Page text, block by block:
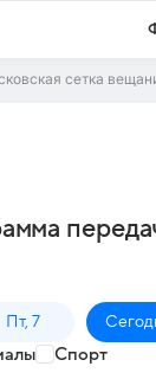
сетка
Пт, 7
Спорт